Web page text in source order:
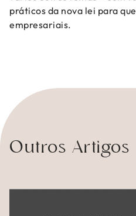
práticos da nova lei para
empresariais.
Outros Artigos